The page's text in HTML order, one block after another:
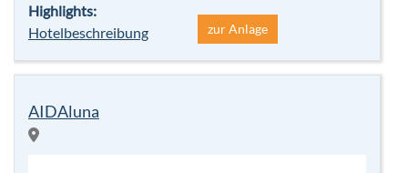
Highlights:
Hotelbeschreibung
zur Anlage
AIDAluna